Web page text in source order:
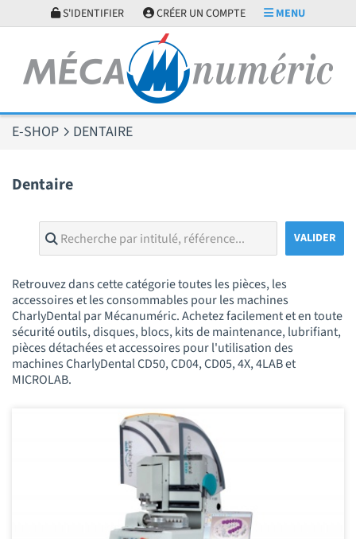
S'IDENTIFIER CRÉER UN COMPTE MENU
E-SHOP DENTAIRE
Dentaire
Retrouvez dans cette catégorie toutes les pièces, les
accessoires et les consommables pour les machines
CharlyDental par Mécanuméric. Achetez facilement et en toute
sécurité outils, disques, blocs, kits de maintenance, lubrifiant,
pièces détachées et accessoires pour l'utilisation des
machines CharlyDental CD50, CD04, CD05, 4X, 4LAB et
MICROLAB.
Panneau de gestion des cookies